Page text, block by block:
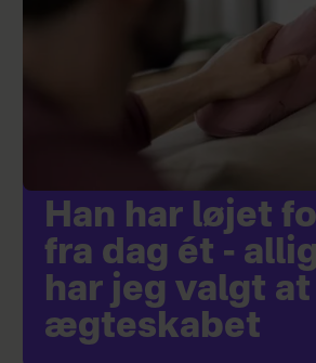
Han har løjet
fra dag ét -
har jeg valgt
ægteskabet